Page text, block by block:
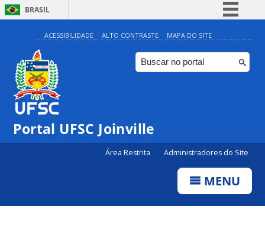
BRASIL
Simplifique!
Comunica BR
Participe
ACESSIBILIDADE ALTO CONTRASTE MAPA DO SITE
Portal UFSC Joinville
Área Restrita Administradores do Site
MENU